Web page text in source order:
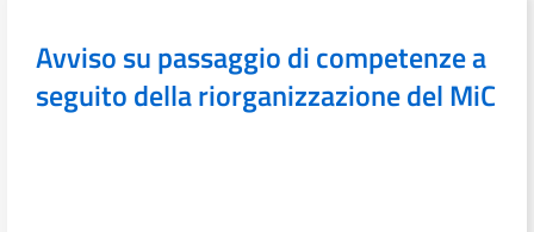
Avviso su passaggio di competenze a
seguito della riorganizzazione del MiC